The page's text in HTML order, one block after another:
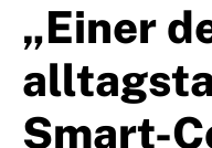
„Einer
Smart-